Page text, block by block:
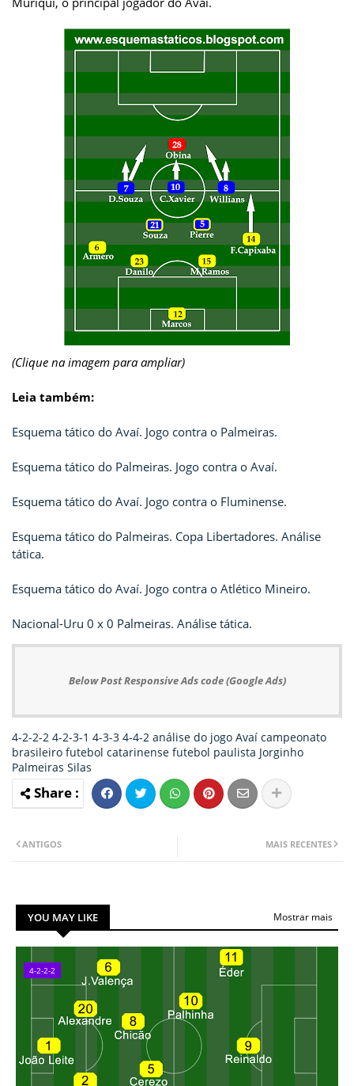
(Clique na imagem para ampliar)
Leia também:
Esquema tático do Avaí. Jogo contra o Palmeiras.
Esquema tático do Palmeiras. Jogo contra o Avaí.
Esquema tático do Avaí. Jogo contra o Fluminense.
Esquema tático do Palmeiras. Copa Libertadores. Análise
tática.
Esquema tático do Avaí. Jogo contra o Atlético Mineiro.
Nacional-Uru 0 x 0 Palmeiras. Análise tática.
Below Post Responsive Ads code (Google Ads)
4-2-2-2 4-2-3-1 4-3-3 4-4-2 análise do jogo Avaí campeonato
brasileiro futebol catarinense futebol paulista Jorginho
Palmeiras Silas
MAIS RECENTES
ANTIGOS
YOU MAY LIKE Mostrar mais
4-2-2-2